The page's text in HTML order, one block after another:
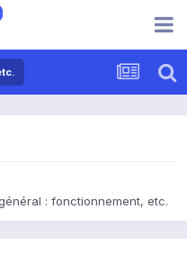
: fonctionnement, etc.